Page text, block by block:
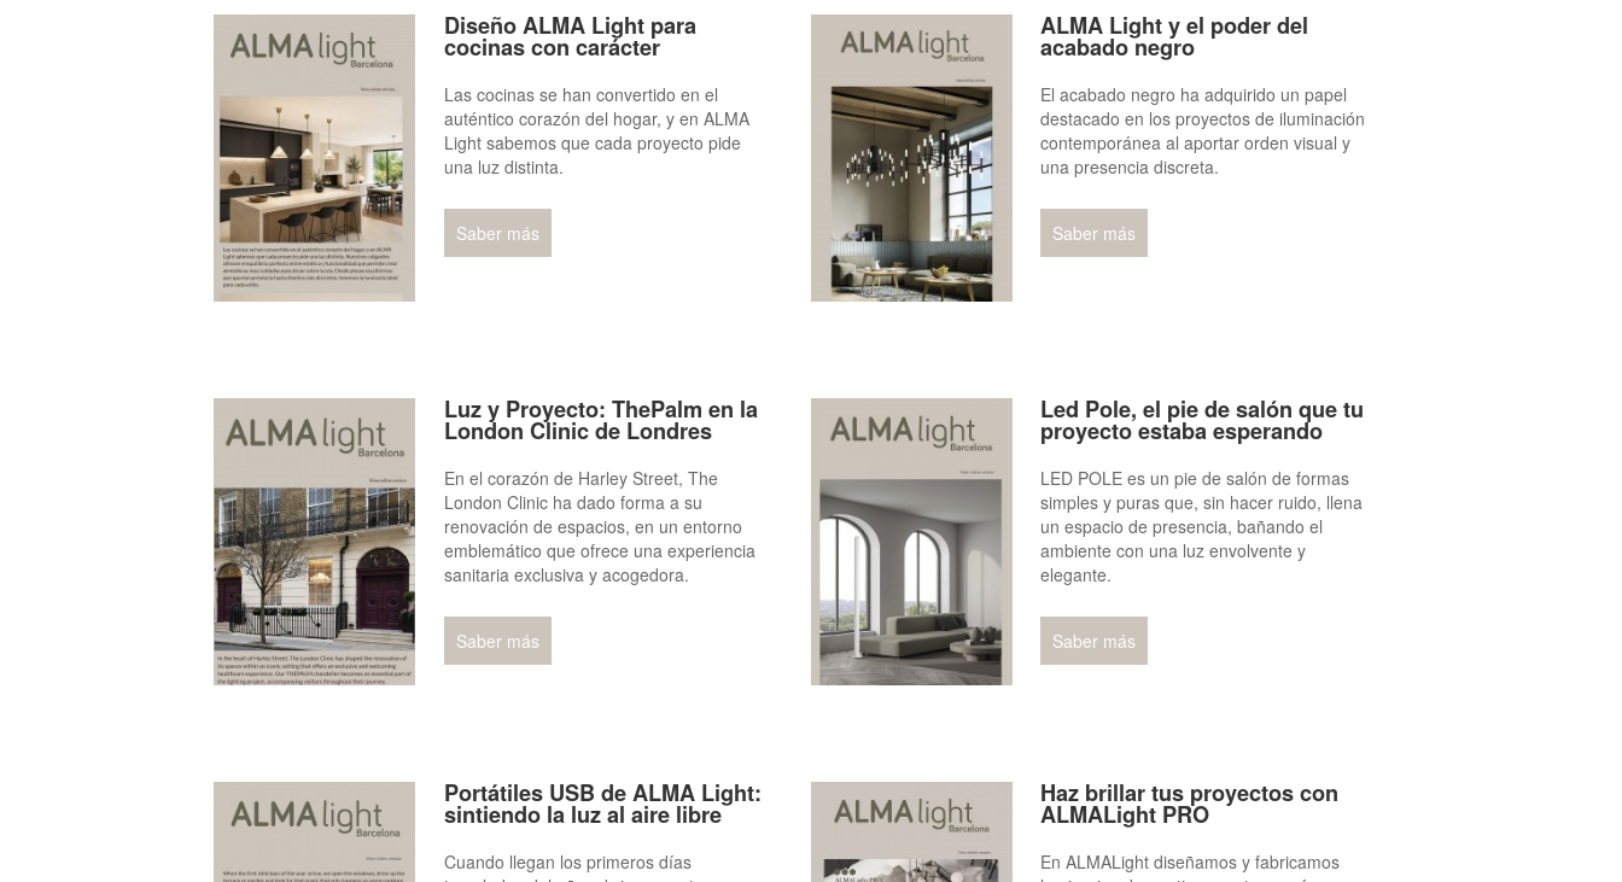
Diseño ALMA Light para
cocinas con carácter
Las cocinas se han convertido en el
auténtico corazón del hogar, y en ALMA
Light sabemos que cada proyecto pide
una luz distinta.
Saber más
ALMA Light y el poder del
acabado negro
El acabado negro ha adquirido un papel
destacado en los proyectos de iluminación
contemporánea al aportar orden visual y
una presencia discreta.
Saber más
Luz y Proyecto: ThePalm en la
London Clinic de Londres
En el corazón de Harley Street, The
London Clinic ha dado forma a su
renovación de espacios, en un entorno
emblemático que ofrece una experiencia
sanitaria exclusiva y acogedora.
Saber más
Led Pole, el pie de salón que tu
proyecto estaba esperando
LED POLE es un pie de salón de formas
simples y puras que, sin hacer ruido, llena
un espacio de presencia, bañando el
ambiente con una luz envolvente y
elegante.
Saber más
Portátiles USB de ALMA Light:
sintiendo la luz al aire libre
Cuando llegan los primeros días
Haz brillar tus proyectos con
ALMALight PRO
En ALMALight diseñamos y fabricamos